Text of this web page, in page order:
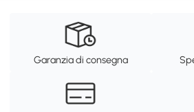
Garanzia di consegna